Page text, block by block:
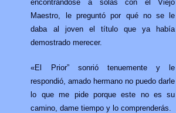
encontrándose a solas con el Viejo
Maestro, le preguntó por qué no se le
daba al joven el título que ya había
demostrado merecer.
«El Prior” sonrió tenuemente y le
respondió, amado hermano no puedo darle
lo que me pide porque este no es su
camino, dame tiempo y lo comprenderás.